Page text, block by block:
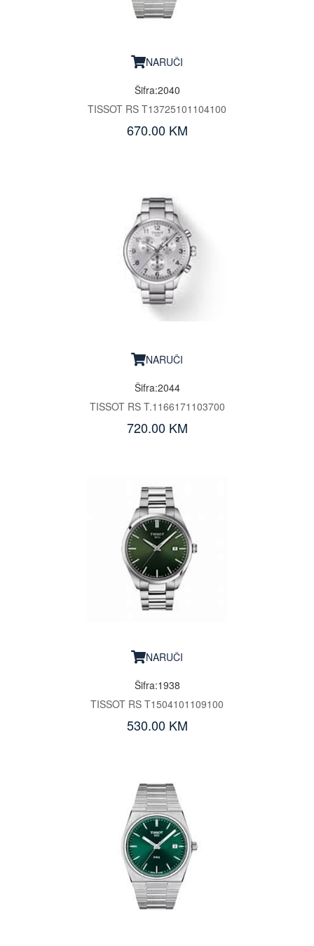
NARUČI
Šifra:2040
TISSOT RS T13725101104100
670.00 KM
NARUČI
Šifra:2044
TISSOT RS T.1166171103700
720.00 KM
NARUČI
Šifra:1938
TISSOT RS T1504101109100
530.00 KM